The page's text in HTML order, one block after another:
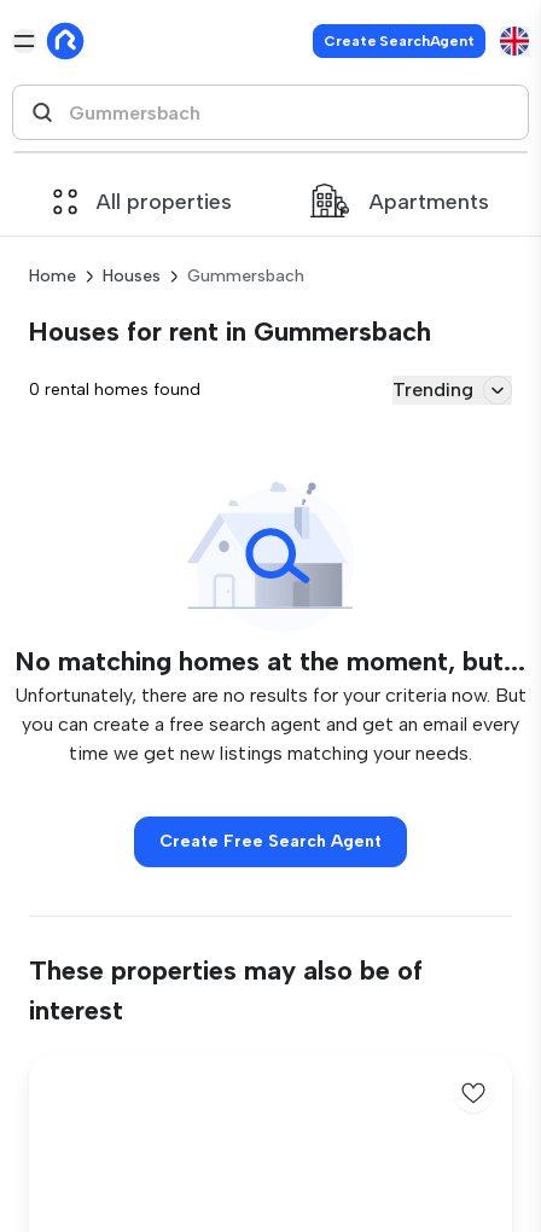
Create SearchAgent
All properties Apartments
Home Houses Gummersbach
Houses for rent in Gummersbach
0 rental homes found Trending
No matching homes at the moment, but...
Unfortunately, there are no results for your criteria now. But
you can create a free search agent and get an email every
time we get new listings matching your needs.
Create Free Search Agent
These properties may also be of
interest